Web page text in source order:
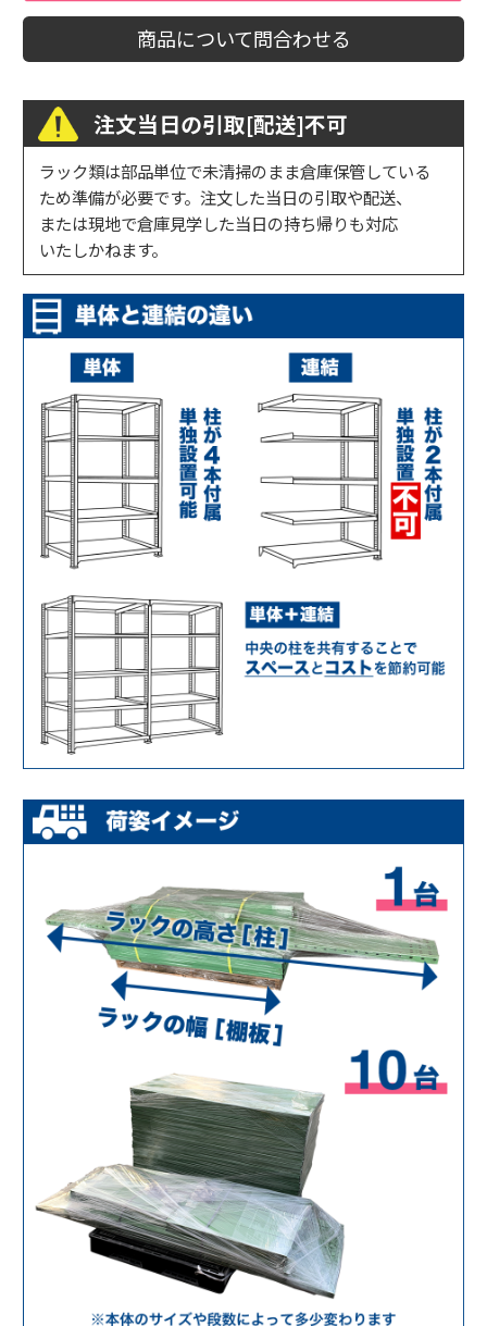
商品について問合わせる
注文当日の引取[配送]不可
ラック類は部品単位で未清掃のまま倉庫保管している
ため準備が必要です。注文した当日の引取や配送、
または現地で倉庫見学した当日の持ち帰りも対応
いたしかねます。